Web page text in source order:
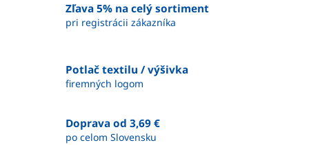
Zľava 5% na celý sortiment
pri registrácii zákazníka
Potlač textilu / výšivka
firemných logom
Doprava od 3,69 €
po celom Slovensku